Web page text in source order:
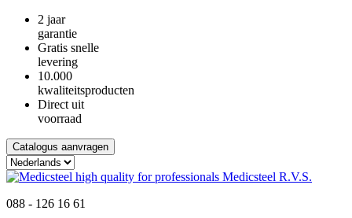
2 jaar
garantie
Gratis snelle
levering
10.000
kwaliteitsproducten
Direct uit
voorraad
Catalogus aanvragen
088 - 126 16 61